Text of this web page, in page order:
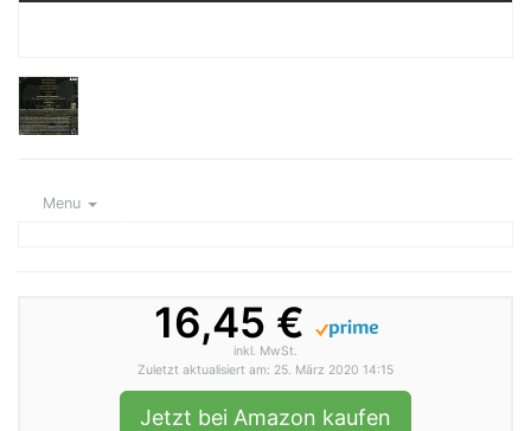
Menu
16,45 €
inkl. MwSt.
Zuletzt aktualisiert am: 25. März 2020 14:15
Jetzt bei Amazon kaufen